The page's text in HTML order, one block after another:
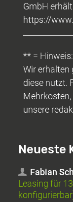
GmbH
https://
** =
Wir erhalten
diese nutzt.
unsere
Neueste
Fabian
Leasing für
konfigurierbar]